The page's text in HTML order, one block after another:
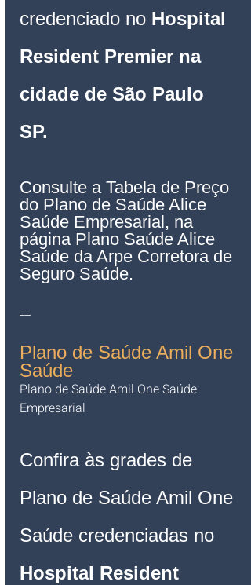
credenciado no Hospital
Resident Premier na
cidade de São Paulo
SP.
Consulte a Tabela de Preço
do Plano de Saúde Alice
Saúde Empresarial, na
página Plano Saúde Alice
Saúde da Arpe Corretora de
Seguro Saúde.
__
Plano de Saúde Amil One
Saúde
Plano de Saúde Amil One Saúde
Empresarial
Confira às grades de
Plano de Saúde Amil One
Saúde credenciadas no
Hospital Resident